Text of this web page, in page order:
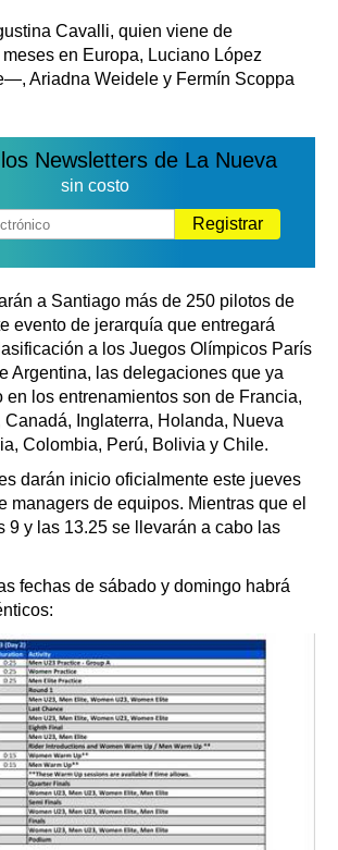
Cavalli, quien viene de
en Europa, Luciano López
Ariadna Weidele y Fermín Scoppa
Newsletters de La Nueva
sin costo
Registrar
a Santiago más de 250 pilotos de
evento de jerarquía que entregará
a los Juegos Olímpicos París
Argentina, las delegaciones que ya
en los entrenamientos son de Francia,
Canadá, Inglaterra, Holanda, Nueva
Colombia, Perú, Bolivia y Chile.
darán inicio oficialmente este jueves
managers de equipos. Mientras que el
9 y las 13.25 se llevarán a cabo las
fechas de sábado y domingo habrá